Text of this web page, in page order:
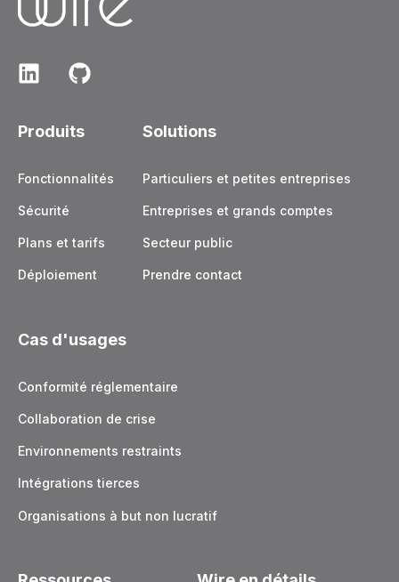
Produits
Fonctionnalités
Sécurité
Plans et tarifs
Déploiement
Solutions
Particuliers et petites entreprises
Entreprises et grands comptes
Secteur public
Prendre contact
Cas d'usages
Conformité réglementaire
Collaboration de crise
Environnements restraints
Intégrations tierces
Organisations à but non lucratif